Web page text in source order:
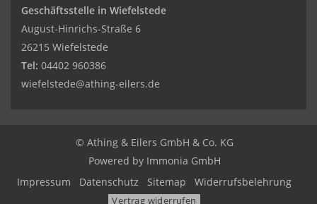
Geschäftsstelle in Wiefelstede
August-Hinrichs-Straße 6
26215 Wiefelstede
Tel: 04402 960386
wiefelstede@athing-eilers.de
© Athing & Eilers GmbH & Co. KG
Powered by Immonia GmbH
Impressum
Datenschutz Sitemap Widerrufsbelehrung
Vertrag widerrufen